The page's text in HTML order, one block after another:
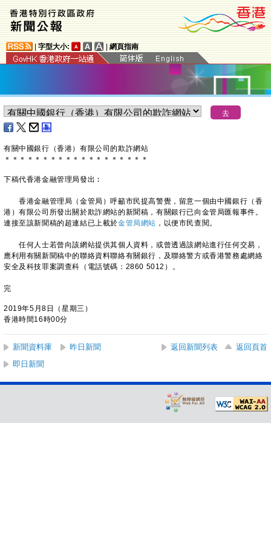
字型大小: 網頁指南
有關中國銀行（香港）有限公司的欺詐網站
＊ ＊ ＊ ＊ ＊ ＊ ＊ ＊ ＊ ＊ ＊ ＊ ＊ ＊ ＊ ＊ ＊ ＊ ＊
下稿代香港金融管理局發出︰
香港金融管理局（金管局）呼籲市民提高警覺，留意一個由中國銀行（香
港）有限公司所發出關於欺詐網站的新聞稿，有關銀行已向金管局匯報事件。
連接至該新聞稿的超連結已上載於金管局網站 ，以便市民查閱。
任何人士若曾向該網站提供其個人資料，或曾透過該網站進行任何交易，
應利用有關新聞稿中的聯絡資料聯絡有關銀行，及聯絡警方或香港警務處網絡
安全及科技罪案調查科（電話號碼：2860 5012）。
完
2019年5月8日（星期三）
香港時間16時00分
新聞資料庫 昨日新聞 返回新聞列表
返回頁首
即日新聞